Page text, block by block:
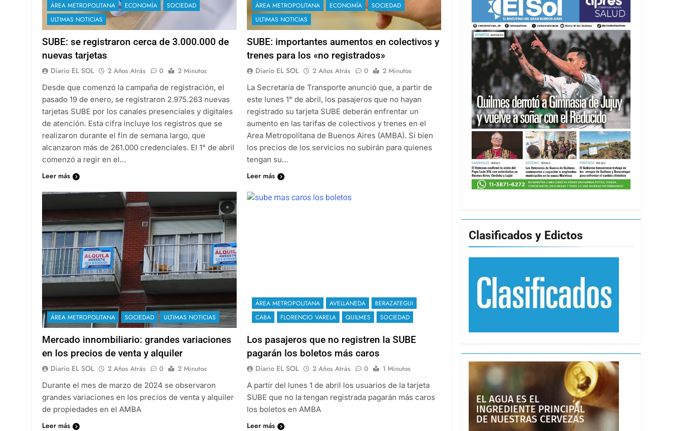
ÁREA METROPOLITANA ECONOMÍA
SOCIEDAD
ULTIMAS NOTICIAS
SUBE: se registraron cerca de 3.000.000 de
nuevas tarjetas
Diario EL SOL 2 Años Atrás 0
2 Minutos
Desde que comenzó la campaña de registración, el
pasado 19 de enero, se registraron 2.975.263 nuevas
tarjetas SUBE por los canales presenciales y digitales
de atención. Esta cifra incluye los registros que se
realizaron durante el fin de semana largo, que
alcanzaron más de 261.000 credenciales. El 1° de abril
comenzó a regir en el…
Leer más
ÁREA METROPOLITANA ECONOMÍA
SOCIEDAD
ULTIMAS NOTICIAS
SUBE: importantes aumentos en colectivos y
trenes para los «no registrados»
Diario EL SOL 2 Años Atrás 0
2 Minutos
La Secretaría de Transporte anunció que, a partir de
este lunes 1° de abril, los pasajeros que no hayan
registrado su tarjeta SUBE deberán enfrentar un
aumento en las tarifas de colectivos y trenes en el
Area Metropolitana de Buenos Aires (AMBA). Si bien
los precios de los servicios no subirán para quienes
tengan su…
Leer más
ÁREA METROPOLITANA SOCIEDAD ULTIMAS NOTICIAS
Mercado innombiliario: grandes variaciones
en los precios de venta y alquiler
Diario EL SOL 2 Años Atrás 0
2 Minutos
Durante el mes de marzo de 2024 se observaron
grandes variaciones en los precios de venta y alquiler
de propiedades en el AMBA
Leer más
ÁREA METROPOLITANA AVELLANEDA
BERAZATEGUI
CABA
FLORENCIO VARELA QUILMES SOCIEDAD
Los pasajeros que no registren la SUBE
pagarán los boletos más caros
Diario EL SOL 2 Años Atrás 0
1 Minutos
A partir del lunes 1 de abril los usuarios de la tarjeta
SUBE que no la tengan registrada pagarán más caros
los boletos en AMBA
Leer más
Clasificados y Edictos